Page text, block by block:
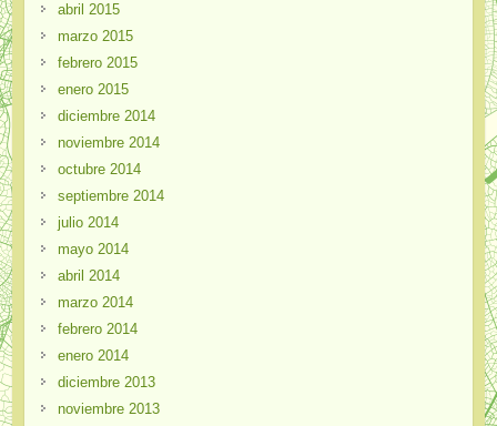
abril 2015
marzo 2015
febrero 2015
enero 2015
diciembre 2014
noviembre 2014
octubre 2014
septiembre 2014
julio 2014
mayo 2014
abril 2014
marzo 2014
febrero 2014
enero 2014
diciembre 2013
noviembre 2013